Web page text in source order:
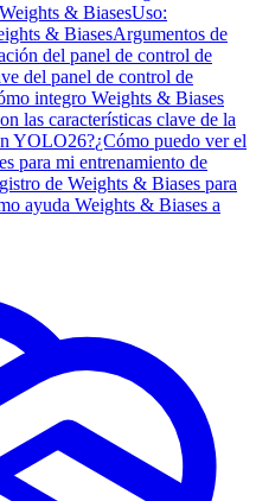
& BiasesUso:
& BiasesArgumentos de
del panel de control de
del panel de control de
integro Weights & Biases
las características clave de la
YOLO26?¿Cómo puedo ver el
para mi entrenamiento de
de Weights & Biases para
ayuda Weights & Biases a